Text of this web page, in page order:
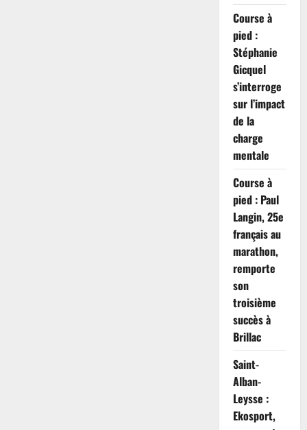
Course à
pied :
Stéphanie
Gicquel
s’interroge
sur l’impact
de la
charge
mentale
Course à
pied : Paul
Langin, 25e
français au
marathon,
remporte
son
troisième
succès à
Brillac
Saint-
Alban-
Leysse :
Ekosport,